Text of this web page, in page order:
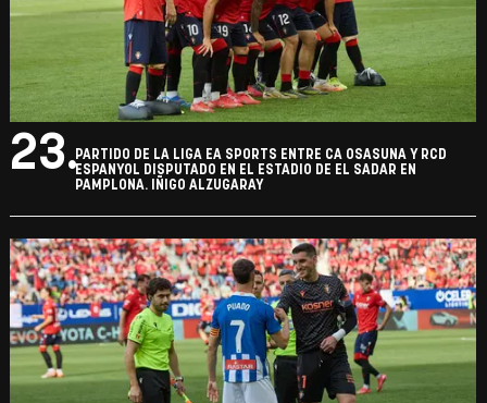
23.PARTIDO DE LA LIGA EA SPORTS ENTRE CA OSASUNA Y RCD
ESPANYOL DISPUTADO EN EL ESTADIO DE EL SADAR EN
PAMPLONA. IÑIGO ALZUGARAY